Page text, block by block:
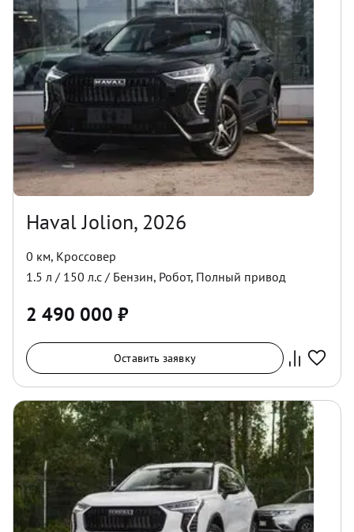
Haval Jolion, 2026
0 км, Кроссовер
1.5 л / 150 л.с / Бензин, Робот, Полный привод
2 490 000 ₽
Оставить заявку